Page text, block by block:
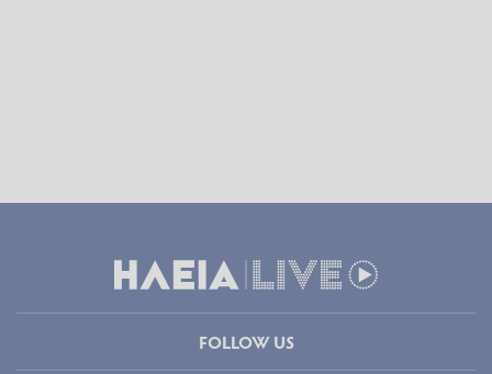
FOLLOW US